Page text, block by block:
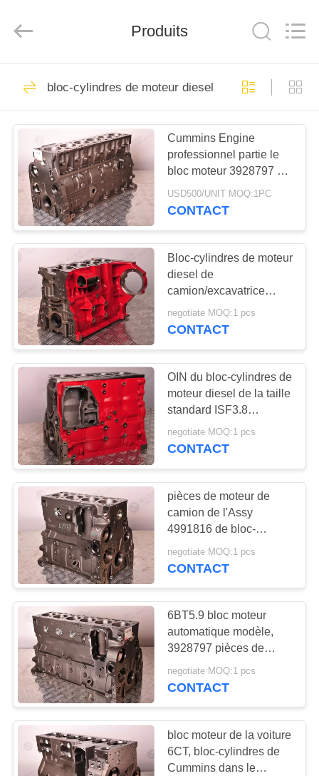
ACCUEIL
PRODUITS
PROPOS
DE
NOUS
VISITE
DE
L'USINE
CONTRÔLE
LA
QUALITÉ
NOUS
CONTACTER
DEMANDEZ
UNE
CITATION
PLAN
DU
SITE
PRIVACY
POLICY
Enterprise
Management
All
Reserved.
segments de piston
de moteur diesel
Piston de moteur
diesel
18
revêtement de
cylindre de moteur
diesel
11
Bec d'injecteur de
carburant
bloc-cylindres de
moteur diesel
Produits
bloc-cylindres de moteur diesel
Cummins Engine
professionnel partie le
bloc moteur 3928797 du
cylindre 6BT5.9 6
USD500/UNIT MOQ:1PC
CONTACT
Bloc-cylindres de moteur
diesel de
camion/excavatrice
ISF2.8 5261257 100%
examiné
negotiate MOQ:1 pcs
CONTACT
OIN du bloc-cylindres de
moteur diesel de la taille
standard ISF3.8
5289698 approuvée
negotiate MOQ:1 pcs
CONTACT
pièces de moteur de
camion de l'Assy
4991816 de bloc-
cylindres de moteur
diesel de 4BT DCEC
negotiate MOQ:1 pcs
CONTACT
6BT5.9 bloc moteur
automatique modèle,
3928797 pièces de
rechange de moteur
diesel de DCEC
negotiate MOQ:1 pcs
CONTACT
bloc moteur de la voiture
6CT, bloc-cylindres de
Cummins dans le